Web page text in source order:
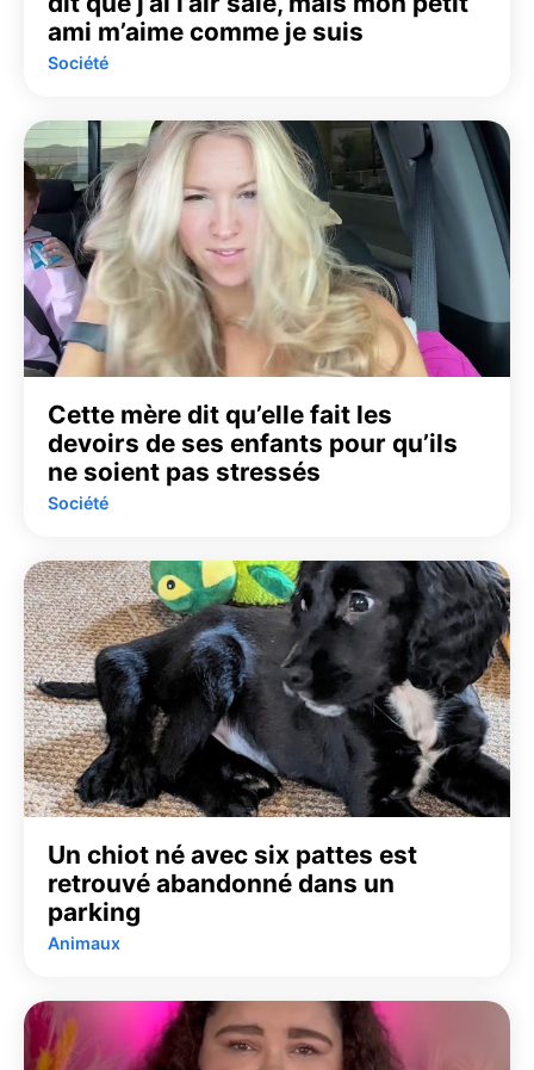
ami m’aime comme je suis
Société
Cette mère dit qu’elle fait les
devoirs de ses enfants pour qu’ils
ne soient pas stressés
Société
Un chiot né avec six pattes est
retrouvé abandonné dans un
parking
Animaux